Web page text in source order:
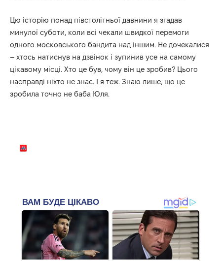
Цю історію понад півстолітньої давнини я згадав
минулої суботи, коли всі чекали швидкої перемоги
одного московського бандита над іншим. Не дочекалися
– хтось натиснув на дзвінок і зупинив усе на самому
цікавому місці. Хто це був, чому він це зробив? Цього
насправді ніхто не знає. І я теж. Знаю лише, що це
зробила точно не баба Юля.